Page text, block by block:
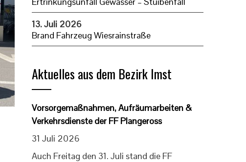
13. Juli 2026
Brand Fahrzeug Wiesrainstraße
Aktuelles aus dem Bezirk Imst
Vorsorgemaßnahmen, Aufräumarbeiten &
Verkehrsdienste der FF Plangeross
31 Juli 2026
Auch Freitag den 31. Juli stand die FF